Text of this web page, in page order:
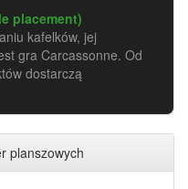
placement)
kafelków, jej
gra Carcassonne. Od
dostarczą
planszowych